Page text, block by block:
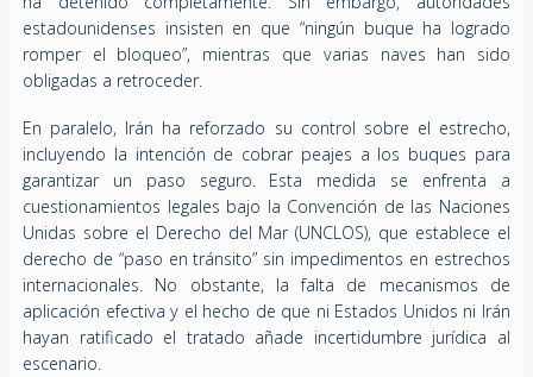
estadounidenses insisten en que “ningún buque ha logrado
romper el bloqueo”, mientras que varias naves han sido
obligadas a retroceder.
En paralelo, Irán ha reforzado su control sobre el estrecho,
incluyendo la intención de cobrar peajes a los buques para
garantizar un paso seguro. Esta medida se enfrenta a
cuestionamientos legales bajo la Convención de las Naciones
Unidas sobre el Derecho del Mar (UNCLOS), que establece el
derecho de “paso en tránsito” sin impedimentos en estrechos
internacionales. No obstante, la falta de mecanismos de
aplicación efectiva y el hecho de que ni Estados Unidos ni Irán
hayan ratificado el tratado añade incertidumbre jurídica al
escenario.